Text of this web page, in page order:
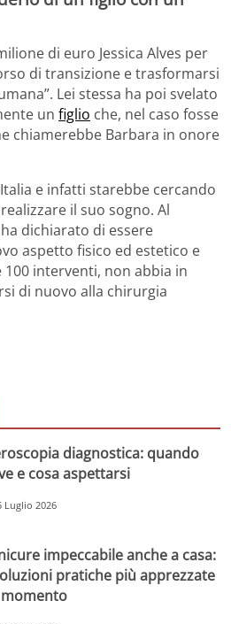
di euro Jessica Alves per
di transizione e trasformarsi
Lei stessa ha poi svelato
un figlio che, nel caso fosse
chiamerebbe Barbara in onore
e infatti starebbe cercando
il suo sogno. Al
dichiarato di essere
aspetto fisico ed estetico e
interventi, non abbia in
di nuovo alla chirurgia
diagnostica: quando
e cosa aspettarsi
Luglio 2026
impeccabile anche a casa:
pratiche più apprezzate